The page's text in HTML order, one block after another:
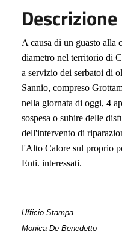
Descrizione
A causa di un guasto alla
diametro nel territorio di
a servizio dei serbatoi di
Sannio, compreso
nella giornata di oggi, 4
sospesa o subire delle
dell'intervento di
l'Alto Calore sul proprio
Enti. interessati.
Ufficio Stampa
Monica De Benedetto